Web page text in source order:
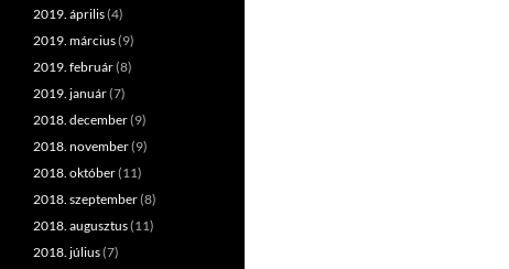
2019. április(4)
2019. március(9)
2019. február(8)
2019. január(7)
2018. december(9)
2018. november(9)
2018. október(11)
2018. szeptember(8)
2018. augusztus(11)
2018. július(7)